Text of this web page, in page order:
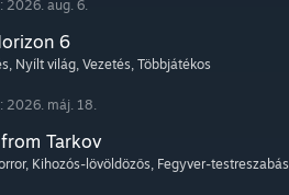
2026. aug. 6.
6
, Nyílt világ, Vezetés, Többjátékos
2026. máj. 18.
Tarkov
, Kihozós-lövöldözős, Fegyver-testreszabás